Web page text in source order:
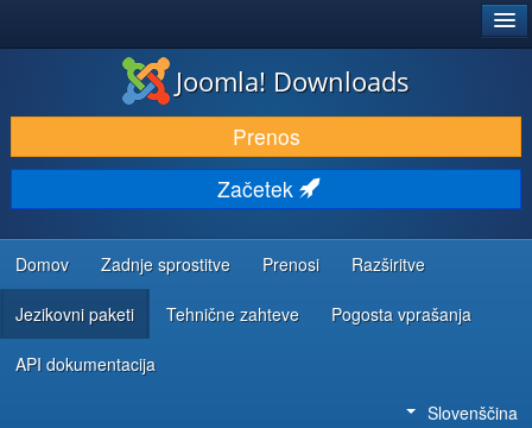
PRENESI IN RAZŠIRI
ODKRIJTE & IZVEJTE
SKUPNOST IN PODPORA
VIRI ZA RAZVIJALCE
Joomla! Downloads
Prenos
Začetek
Domov Zadnje sprostitve Prenosi Razširitve
Jezikovni paketi Tehnične zahteve Pogosta vprašanja
API dokumentacija
Slovenščina